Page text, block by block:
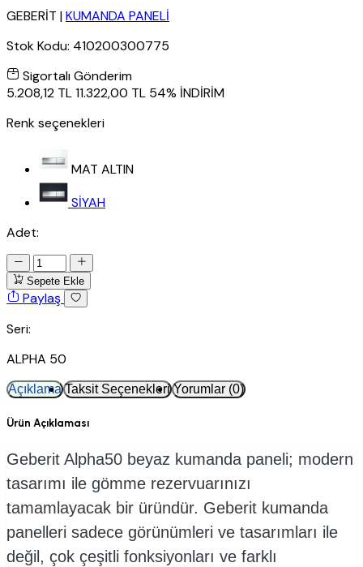
GEBERİT |KUMANDA PANELİ
Stok Kodu: 410200300775
Sigortalı Gönderim
5.208,12 TL11.322,00 TL 54% İNDİRİM
Renk seçenekleri
MAT ALTIN
SİYAH
Adet:
Sepete Ekle
Paylaş
Seri:
ALPHA 50
Açıklama Taksit Seçenekleri Yorumlar (0)
Ürün Açıklaması
Geberit Alpha50 beyaz kumanda paneli; modern
tasarımı ile gömme rezervuarınızı
tamamlayacak bir üründür. Geberit kumanda
panelleri sadece görünümleri ve tasarımları ile
değil, çok çeşitli fonksiyonları ve farklı